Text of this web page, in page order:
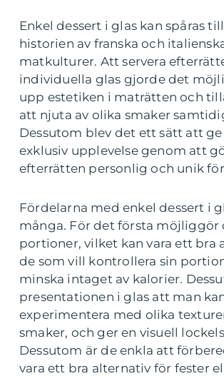
Enkel dessert i glas kan spåras
historien av franska och
matkulturer. Att servera
individuella glas gjorde det
upp estetiken i maträtten och
att njuta av olika smaker
Dessutom blev det ett sätt att
exklusiv upplevelse genom att
efterrätten personlig och unik
Fördelarna med enkel dessert i
många. För det första möjliggör
portioner, vilket kan vara ett bra
de som vill kontrollera sin
minska intaget av kalorier.
presentationen i glas att man
experimentera med olika
smaker, och ger en visuell
Dessutom är de enkla att
vara ett bra alternativ för fester